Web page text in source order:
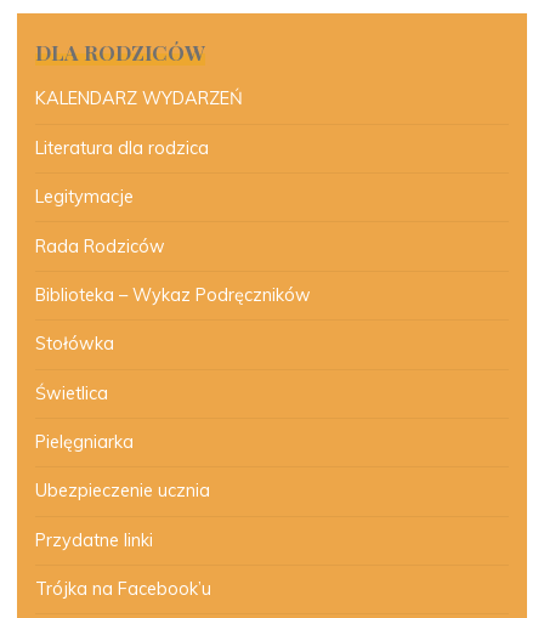
DLA RODZICÓW
KALENDARZ WYDARZEŃ
Literatura dla rodzica
Legitymacje
Rada Rodziców
Biblioteka – Wykaz Podręczników
Stołówka
Świetlica
Pielęgniarka
Ubezpieczenie ucznia
Przydatne linki
Trójka na Facebook’u